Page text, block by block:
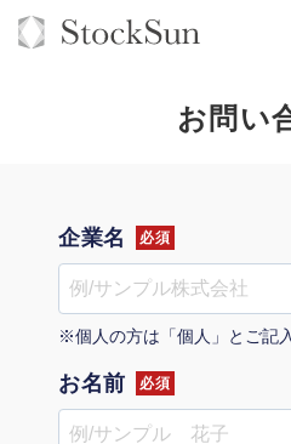
TOP
コンサルタント一覧
品質ガイドライン
社内コンペ
BPO支援
定額制Webマーケティング代
定額制営業代行『カリトルく
オリジナルサービス
格安でAI導入支援『あいのりAI
拡散付1日密着動画制作『まる
実績
お役立ち資料
オンラインサロン
StockSun道場
道場TOP
年収エージェント
お問い
企業名 必須
※個人の方は「個人」とご記
お名前 必須